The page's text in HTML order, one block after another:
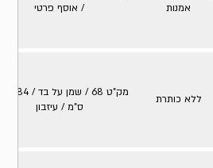
אמנות
/ אוסף פרטי
ללא כותרת
ס"מ / עיזבון